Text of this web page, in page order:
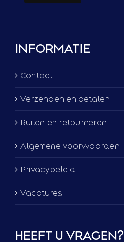
INFORMATIE
Contact
Verzenden en betalen
Ruilen en retourneren
Algemene voorwaarden
Privacybeleid
Vacatures
HEEFT U VRAGEN?